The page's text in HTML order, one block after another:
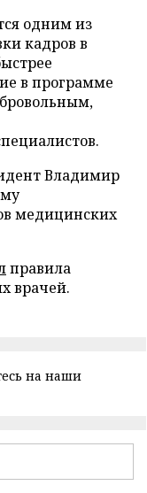
одним из
кадров в
в программе
Владимир
медицинских
правила
врачей.
на наши